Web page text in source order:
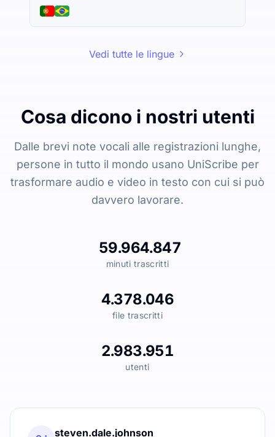
Vedi tutte le lingue
Cosa dicono i nostri utenti
Dalle brevi note vocali alle registrazioni lunghe,
persone in tutto il mondo usano UniScribe per
trasformare audio e video in testo con cui si può
davvero lavorare.
59.964.847
minuti trascritti
4.378.046
file trascritti
2.983.951
utenti
steven.dale.johnson